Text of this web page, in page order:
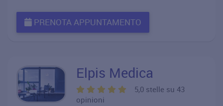
PRENOTA APPUNTAMENTO
Elpis Medica
5,0 stelle su 43
opinioni